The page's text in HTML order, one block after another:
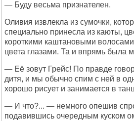
— Буду весьма признателен.
Оливия извлекла из сумочки,
специально принесла из каюты,
короткими каштановыми
цвета глазами. Та и впрямь была
— Её зовут Грейс! По правде
дитя, и мы обычно спим с ней в
хорошо рисует и занимается в
— И что?... — немного опешив
подавившись очередным куском